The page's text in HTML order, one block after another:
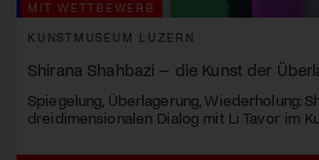
MIT WETTBEWERB
KUNSTMUSEUM LUZERN
Shirana Shahbazi – die Kunst der
Spiegelung, Überlagerung, Wiederholung:
dreidimensionalen Dialog mit Li Tavor im